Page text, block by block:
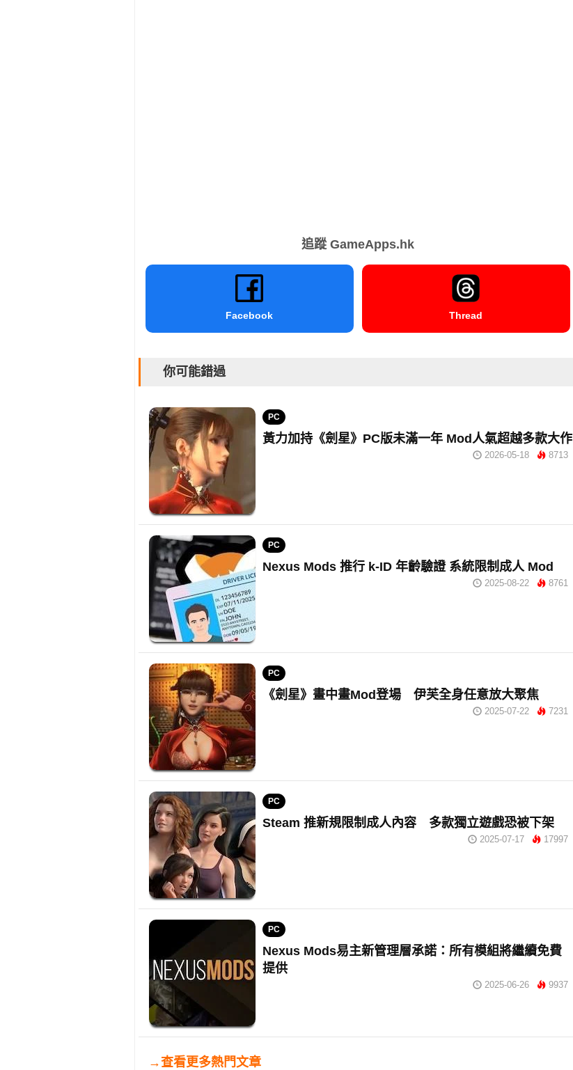
追蹤 GameApps.hk
Facebook Thread
你可能錯過
PC
黃力加持《劍星》PC版未滿一年 Mod人氣超越多款大作
2026-05-18 8713
PC
Nexus Mods 推行 k-ID 年齡驗證 系統限制成人 Mod
2025-08-22 8761
PC
《劍星》畫中畫Mod登場 伊芙全身任意放大聚焦
2025-07-22 7231
PC
Steam 推新規限制成人內容 多款獨立遊戲恐被下架
2025-07-17 17997
PC
Nexus Mods易主新管理層承諾：所有模組將繼續免費
提供
2025-06-26 9937
→查看更多熱門文章